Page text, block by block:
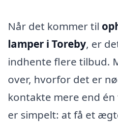
Når det kommer til
lamper i Toreby, er
indhente flere tilbud.
over, hvorfor det er
kontakte mere end
er simpelt: at få et